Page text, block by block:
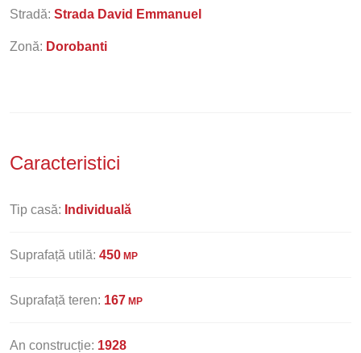
Stradă: Strada David Emmanuel
Zonă: Dorobanti
Caracteristici
Tip casă: Individuală
Suprafață utilă: 450 MP
Suprafață teren: 167 MP
An construcție: 1928